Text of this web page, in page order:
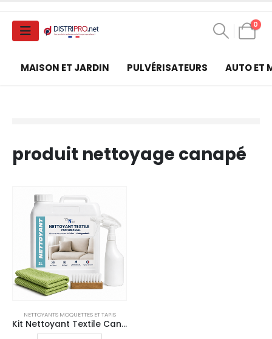
0
MAISON ET JARDIN PULVÉRISATEURS AUTO ET
produit nettoyage canapé
NETTOYANTS MOQUETTES ET TAPIS
Kit Nettoyant Textile Canapé 2L – Formule Concentrée – Tapis & Tissus